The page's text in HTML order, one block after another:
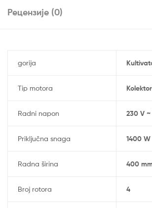
Рецензије (0)
gorija
Tip motora
Radni napon 230 V
Priključna snaga 1400 W
Radna širina 400
Broj rotora 4